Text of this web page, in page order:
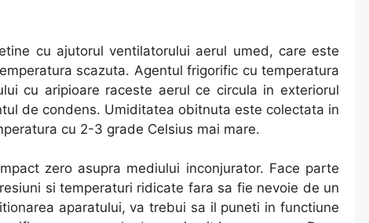
cu ajutorul ventilatorului aerul umed, care este
scazuta. Agentul frigorific cu temperatura
cu aripioare raceste aerul ce circula in exteriorul
de condens. Umiditatea obitnuta este colectata in
cu 2-3 grade Celsius mai mare.
zero asupra mediului inconjurator. Face parte
si temperaturi ridicate fara sa fie nevoie de un
aparatului, va trebui sa il puneti in functiune